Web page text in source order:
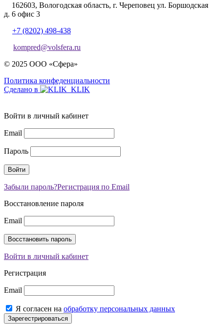
162603, Вологодская область, г. Череповец ул. Боршодская
д. 6 офис 3
+7 (8202) 498-438
kompred@volsfera.ru
© 2025 ООО «Сфера»
Политика конфеденциальности
Сделано в
Войти в личный кабинет
Email
Пароль
Забыли пароль?Регистрация по Email
Восстановление пароля
Email
Войти в личный кабинет
Регистрация
Email
Я согласен на обработку персональных данных